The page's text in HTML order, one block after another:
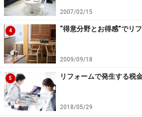
震上不可欠な壁（耐力壁）があり、
ず、間取りが変更できないという
場合、スケルトンリフォームのメリ
ことがあります。
また、住宅メーカー系の建物に多く
適合認定」を受けている住宅では、
リフォームに対して、新たに建築確
2007/02/15
4 “得意分野とお得感”でリ
2009/09/18
5 リフォームで発生する税
2018/05/29